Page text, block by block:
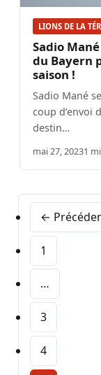
LIONS DE LA
Sadio
du Bayern
saison !
Sadio Mané
coup d’envoi
destin…
mai 27, 20231
←
1
…
3
4